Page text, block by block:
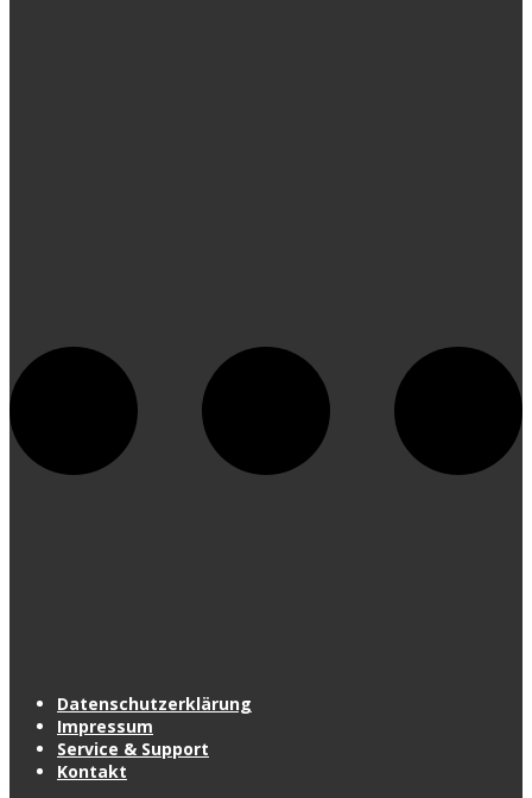
Datenschutzerklärung
Impressum
Service & Support
Kontakt